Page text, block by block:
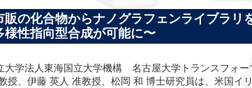
販の化合物からナノグラフェンライブラリ
様性指向型合成が可能に〜
大学法人東海国立大学機構 名古屋大学トランスフォー
授、伊藤 英人 准教授、松岡 和 博士研究員は、米国イ